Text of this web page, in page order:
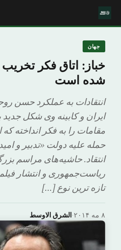
جهان
خباز: اتاق فکر
شده است
انتقادات به عملکرد حسن
ایران و کابینه وی شکل
مقامات را به فکر انداخته
حمله علیه دولت «تدبیر و
انتقاد. حاشیه‌های مراسم
ریاست‌جمهوری و انتشار
تازه ترین نوع […]
الشرق الاوسط· ۸ مه ۲۰۱۴